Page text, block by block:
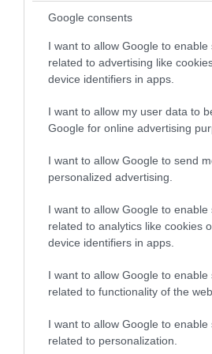
Google consents
I want to allow Google to enable
related to advertising like
device identifiers in apps.
I want to allow my user data to
Google for online advertising
I want to allow Google to send
personalized advertising.
I want to allow Google to enable
related to analytics like cookies
device identifiers in apps.
I want to allow Google to enable
related to functionality of the
I want to allow Google to enable
related to personalization.
φθόνο που πάντα,
σπάνιο.
πολύχρονη πορεία στα
πιστεύω ότι αναδεικνύει
πρόσωπο της πολιτικής,
απέδειξες ότι την
μπορεί να τη συνοδεύει
συνεννόησης, την
να τη συνοδεύει η σύνεση
παραταξιακή ορμή ο ήπιος
δυσεύρετες στις μέρες
Ξέρω ότι πάλεψες με